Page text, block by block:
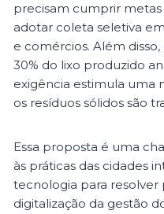
precisam cumprir metas
adotar coleta seletiva
e comércios. Além
30% do lixo produzido
exigência estimula uma
os resíduos sólidos são
Essa proposta é uma
às práticas das cidades
tecnologia para resolver
digitalização da gestão